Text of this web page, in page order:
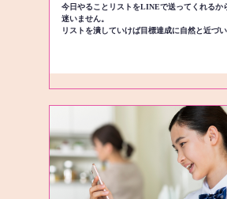
今日やることリストをLINEで送ってくれるか
迷いません。
リストを潰していけば目標達成に自然と近づい